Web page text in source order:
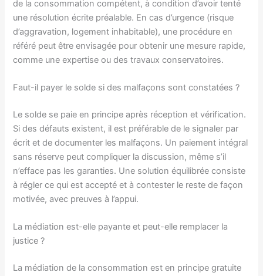
de la consommation compétent, à condition d’avoir tenté
une résolution écrite préalable. En cas d’urgence (risque
d’aggravation, logement inhabitable), une procédure en
référé peut être envisagée pour obtenir une mesure rapide,
comme une expertise ou des travaux conservatoires.
Faut-il payer le solde si des malfaçons sont constatées ?
Le solde se paie en principe après réception et vérification.
Si des défauts existent, il est préférable de le signaler par
écrit et de documenter les malfaçons. Un paiement intégral
sans réserve peut compliquer la discussion, même s’il
n’efface pas les garanties. Une solution équilibrée consiste
à régler ce qui est accepté et à contester le reste de façon
motivée, avec preuves à l’appui.
La médiation est-elle payante et peut-elle remplacer la
justice ?
La médiation de la consommation est en principe gratuite